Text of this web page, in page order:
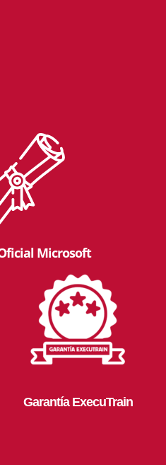
Microsoft
Garantía ExecuTrain